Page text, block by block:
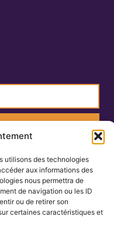
utilisons des technologies
aux informations des
nous permettra de
de navigation ou les ID
ou de retirer son
certaines caractéristiques et